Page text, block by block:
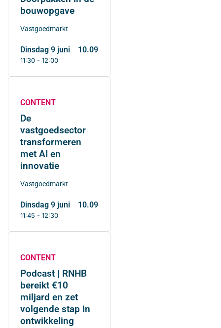
bouwopgave
Vastgoedmarkt
dinsdag 9 juni
11:30 - 12:00
10.09
CONTENT
De
vastgoedsector
transformeren
met AI en
innovatie
Vastgoedmarkt
dinsdag 9 juni
11:45 - 12:30
10.09
CONTENT
Podcast | RNHB
bereikt €10
miljard en zet
volgende stap in
ontwikkeling